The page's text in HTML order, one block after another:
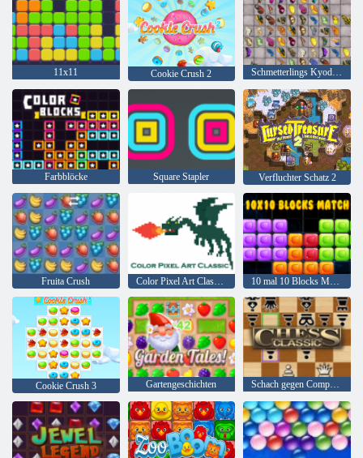
11x11 Cookie Crush 2 Schmetterlings Kyodai HD
Farbblöcke Square Stapler Verfluchter Schatz 2
Fruita Crush Color Pixel Art Classic Classic 10 mal 10 Blocks Match
Cookie Crush 3 Gartengeschichten Schach gegen Computer